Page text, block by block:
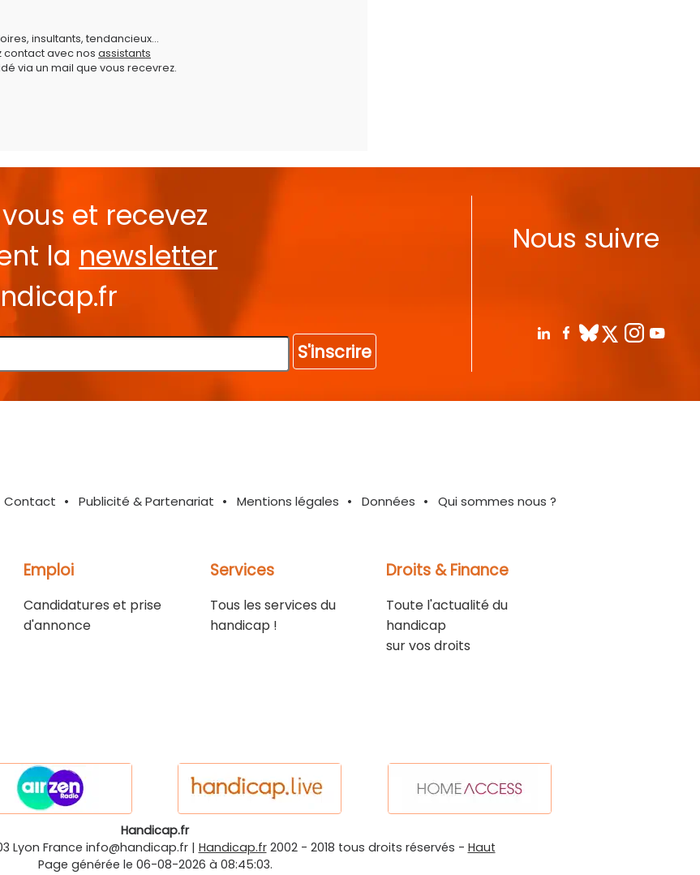
insultants, tendancieux...
contact avec nos assistants
via un mail que vous recevrez.
et recevez
la newsletter
S'inscrire
Nous suivre
Contact Publicité & Partenariat Mentions légales Données Qui sommes nous ?
Emploi
Candidatures et prise
d'annonce
Services
Tous les services du
handicap !
Droits & Finance
Toute l'actualité du
handicap
sur vos droits
Handicap.fr
Lyon France info@handicap.fr | Handicap.fr 2002 - 2018 tous droits réservés - Haut
Page générée le 06-08-2026 à 08:45:03.